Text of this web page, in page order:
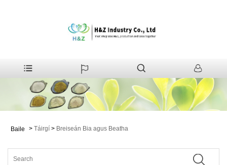
Baile > Táirgí > Breiseán Bia agus Beatha